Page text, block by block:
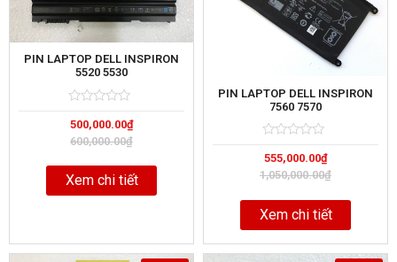
PIN LAPTOP DELL INSPIRON
5520 5530
0
out
of
600,000.00₫
500,000.00₫
Xem chi tiết
PIN LAPTOP DELL INSPIRON
7560 7570
0
out
of
1,050,000.00₫
555,000.00₫
Xem chi tiết